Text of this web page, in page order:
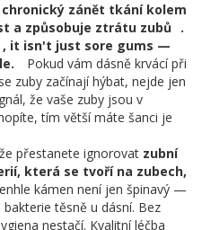
chronický zánět tkání kolem
a způsobuje ztrátu zubů
.
, it isn't just sore gums —
Pokud vám dásně krvácí při
zuby začínají hýbat, nejde jen
že vaše zuby jsou v
tím větší máte šanci je
přestanete ignorovat zubní
která se tvoří na zubech,
kámen není jen špinavý —
těsně u dásní. Bez
nestačí. Kvalitní léčba